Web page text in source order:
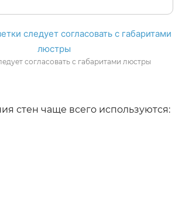
согласовать с габаритами люстры
стен чаще всего используются: